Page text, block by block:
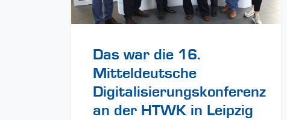
Das war die 16.
Mitteldeutsche
Digitalisierungskonferenz
an der HTWK in Leipzig